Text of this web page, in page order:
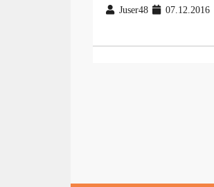
Juser48 07.12.2016